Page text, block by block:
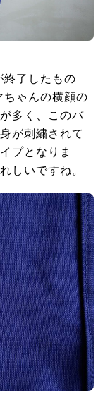
終了したもの
ゃんの横顔の
多く、このバ
が刺繍されて
プとなりま
しいですね。